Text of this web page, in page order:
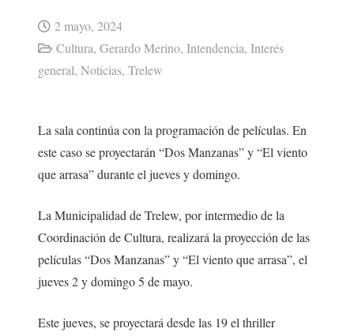
2 mayo, 2024
Cultura, Gerardo Merino, Intendencia, Interés
general, Noticias, Trelew
La sala continúa con la programación de películas. En
este caso se proyectarán “Dos Manzanas” y “El viento
que arrasa” durante el jueves y domingo.
La Municipalidad de Trelew, por intermedio de la
Coordinación de Cultura, realizará la proyección de las
películas “Dos Manzanas” y “El viento que arrasa”, el
jueves 2 y domingo 5 de mayo.
Este jueves, se proyectará desde las 19 el thriller